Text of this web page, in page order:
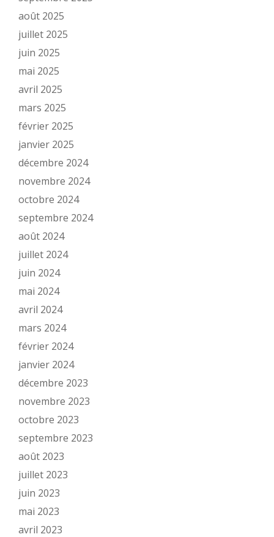
août 2025
juillet 2025
juin 2025
mai 2025
avril 2025
mars 2025
février 2025
janvier 2025
décembre 2024
novembre 2024
octobre 2024
septembre 2024
août 2024
juillet 2024
juin 2024
mai 2024
avril 2024
mars 2024
février 2024
janvier 2024
décembre 2023
novembre 2023
octobre 2023
septembre 2023
août 2023
juillet 2023
juin 2023
mai 2023
avril 2023